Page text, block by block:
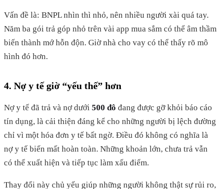
Vấn đề là: BNPL nhìn thì nhỏ, nên nhiều người xài quá tay.
Năm ba gói trả góp nhỏ trên vài app mua sắm có thể âm thầm
biến thành mớ hỗn độn. Giờ nhà cho vay có thể thấy rõ mô
hình đó hơn.
4. Nợ y tế giờ “yếu thế” hơn
Nợ y tế đã trả và nợ dưới 500 đô đang được gỡ khỏi báo cáo
tín dụng, là cải thiện đáng kể cho những người bị lệch đường
chỉ vì một hóa đơn y tế bất ngờ. Điều đó không có nghĩa là
nợ y tế biến mất hoàn toàn. Những khoản lớn, chưa trả vẫn
có thể xuất hiện và tiếp tục làm xấu điểm.
Thay đổi này chủ yếu giúp những người không thật sự rủi ro,